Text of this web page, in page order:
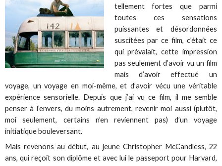
tellement fortes que parmi
toutes ces sensations
puissantes et désordonnées
suscitées par ce film, c’était ce
qui prévalait, cette impression
pas seulement d’avoir vu un film
mais d’avoir effectué un
voyage, un voyage en moi-même, et d’avoir vécu une véritable
expérience sensorielle. Depuis que j’ai vu ce film, il me semble
penser à l’envers, du moins autrement, revenir moi aussi (plutôt,
moi seulement, certains n’en reviennent pas) d’un voyage
initiatique bouleversant.
Mais revenons au début, au jeune Christopher McCandless, 22
ans, qui reçoit son diplôme et avec lui le passeport pour Harvard,